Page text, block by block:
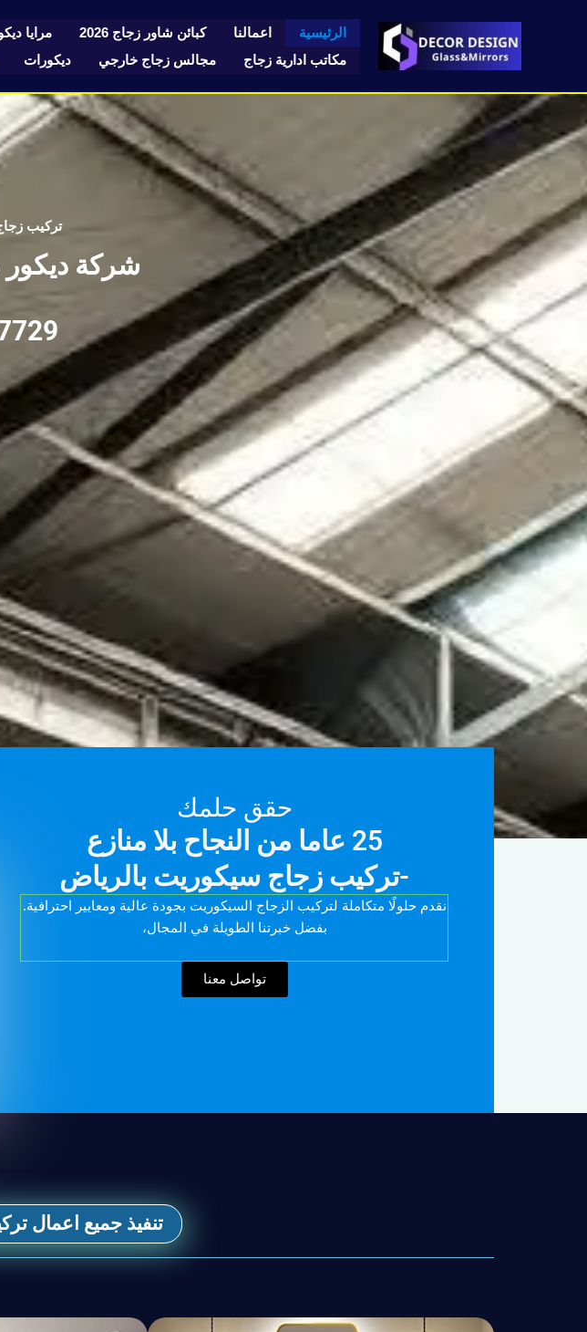
الرئيسية اعمالنا كبائن شاور زجاج 2026 مرايا
مكاتب ادارية زجاج
مجالس زجاج خارجي ديكورات
تركيب
شركة ديكور
حقق حلمك
25 عاما من النجاح بلا منازع
-تركيب زجاج سيكوريت بالرياض
نقدم حلولًا متكاملة لتركيب الزجاج السيكوريت بجودة عالية ومعايير احترافية.
بفضل خبرتنا الطويلة في المجال،
تواصل معنا
تنفيذ جميع اعمال